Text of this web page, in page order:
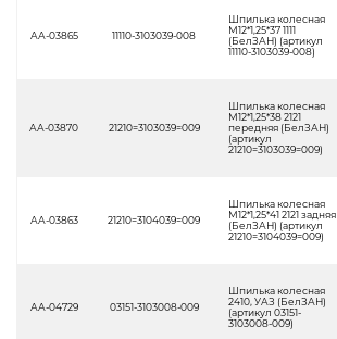
АА-03865 11110-3103039-008
Шпилька колесная
М12*1,25*37 1111
(БелЗАН) (артикул
11110-3103039-008)
АА-03870 21210=3103039=009
Шпилька колесная
М12*1,25*38 2121
передняя (БелЗАН)
(артикул
21210=3103039=009)
АА-03863 21210=3104039=009
Шпилька колесная
М12*1,25*41 2121 задняя
(БелЗАН) (артикул
21210=3104039=009)
АА-04729 03151-3103008-009
Шпилька колесная
2410, УАЗ (БелЗАН)
(артикул 03151-
3103008-009)